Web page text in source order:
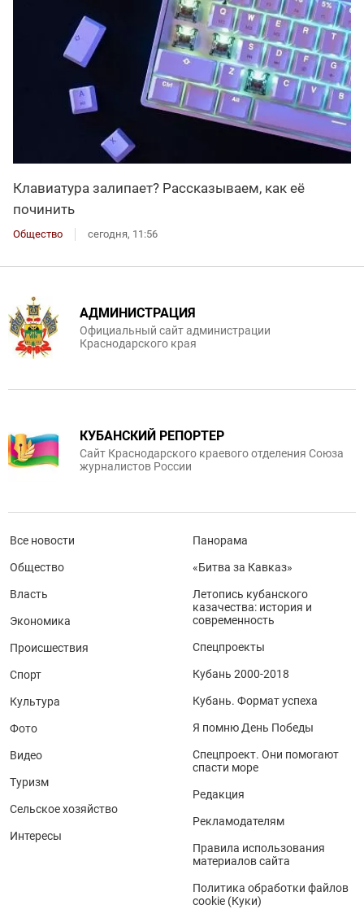
Клавиатура залипает? Рассказываем, как её
починить
Общество сегодня, 11:56
АДМИНИСТРАЦИЯ
Официальный сайт администрации
Краснодарского края
КУБАНСКИЙ РЕПОРТЕР
Сайт Краснодарского краевого отделения Союза
журналистов России
Все новости
Общество
Власть
Экономика
Происшествия
Спорт
Культура
Фото
Видео
Туризм
Сельское хозяйство
Интересы
Панорама
«Битва за Кавказ»
Летопись кубанского
казачества: история и
современность
Спецпроекты
Кубань 2000-2018
Кубань. Формат успеха
Я помню День Победы
Спецпроект. Они помогают
спасти море
Редакция
Рекламодателям
Правила использования
материалов сайта
Политика обработки файлов
cookie (Куки)